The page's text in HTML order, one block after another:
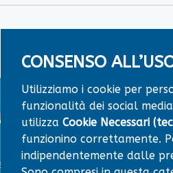
CONSENSO
Utilizziamo i cookie per
funzionalità dei social
utilizza Cookie Necessari
funzionino correttamente.
indipendentemente dalle
Convenzioni
Dove Siamo